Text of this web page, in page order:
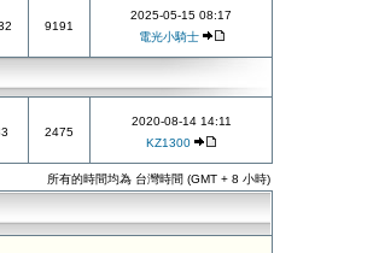
9191
2025-05-15 08:17
電光小騎士
2475
2020-08-14 14:11
KZ1300
所有的時間均為 台灣時間 (GMT + 8 小時)